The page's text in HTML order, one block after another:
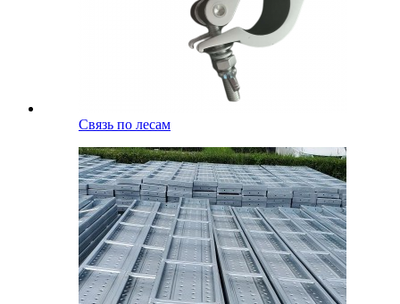
Связь по лесам